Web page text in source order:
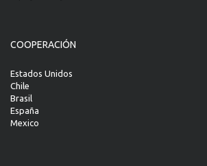
COOPERACIÓN
Estados Unidos
Chile
Brasil
España
Mexico